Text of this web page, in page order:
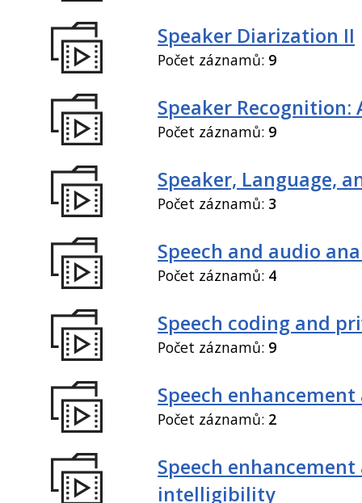
Speaker Diarization II
Počet záznamů: 9
Speaker Recognition:
Počet záznamů: 9
Speaker, Language,
Počet záznamů: 3
Speech and audio
Počet záznamů: 4
Speech coding and
Počet záznamů: 9
Speech
Počet záznamů: 2
Speech enhancement
intelligibility